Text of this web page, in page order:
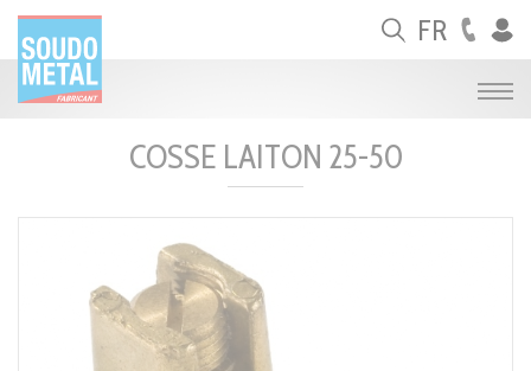
FR
COSSE LAITON 25-50
Panneau de gestion des cookies